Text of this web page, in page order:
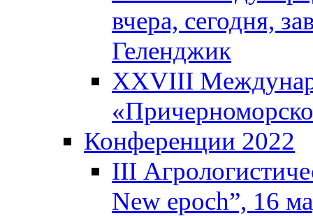
вчера, сегодня,
Геленджик
XXVIII
Конференции 2022
III
New epoch”, 16